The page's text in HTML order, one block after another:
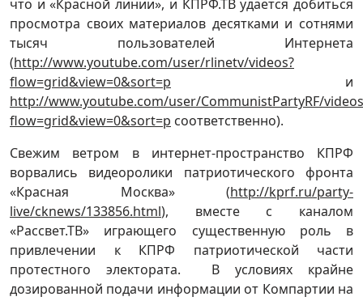
что и «Красной линии», и КПРФ.ТВ удается добиться
просмотра своих материалов десятками и сотнями
тысяч пользователей Интернета
(http://www.youtube.com/user/rlinetv/videos?
flow=grid&view=0&sort=p и
http://www.youtube.com/user/CommunistPartyRF/
flow=grid&view=0&sort=p соответственно).
Свежим ветром в интернет-пространство КПРФ
ворвались видеоролики патриотического фронта
«Красная Москва» (http://kprf.ru/party-
live/cknews/133856.html), вместе с каналом
«Рассвет.ТВ» играющего существенную роль в
привлечении к КПРФ патриотической части
протестного электората. В условиях крайне
дозированной подачи информации от Компартии на